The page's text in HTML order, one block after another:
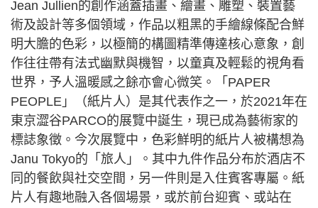
Jean Jullien的創作涵蓋插畫、繪畫、雕塑、裝置藝
術及設計等多個領域，作品以粗黑的手繪線條配合鮮
明大膽的色彩，以極簡的構圖精準傳達核心意象，創
作往往帶有法式幽默與機智，以童真及輕鬆的視角看
世界，予人溫暖感之餘亦會心微笑。「PAPER
PEOPLE」（紙片人）是其代表作之一，於2021年在
東京澀谷PARCO的展覽中誕生，現已成為藝術家的
標誌象徵。今次展覽中，色彩鮮明的紙片人被構想為
Janu Tokyo的「旅人」。其中九件作品分布於酒店不
同的餐飲與社交空間，另一件則是入住賓客專屬。紙
片人有趣地融入各個場景，或於前台迎賓、或站在